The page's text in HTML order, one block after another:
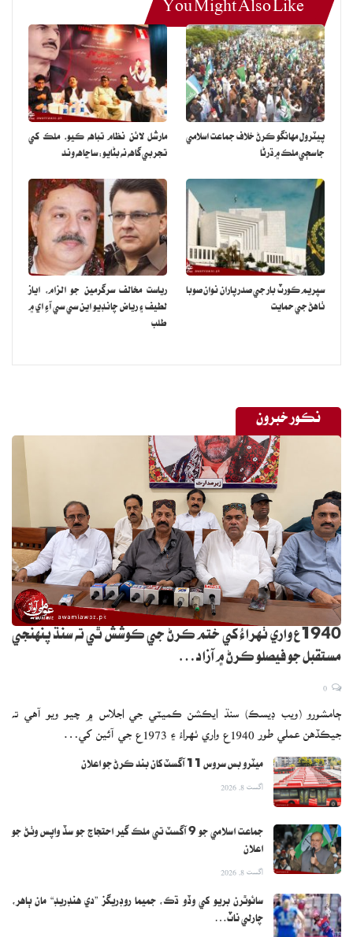
You Might Also Like
پيٽرول مهانگو ڪرڻ خلاف جماعت اسلامي
جا سڄي ملڪ ۾ ڌرڻا
مارشل لائن نظام تباهه ڪيو، ملڪ کي
تجربي گاهه نه بڻايو: ساڃاهه وند
سپريم ڪورٽ بار جي صدر پاران نوان صوبا
ٺاهڻ جي حمايت
رياست مخالف سرگرمين جو الزام، اياز
لطيف ۽ رياض چانڊيو اين سي سي آءِ اي ۾
طلب
نڪور خبرون
1940ع واري ٺهراءُ کي ختم ڪرڻ جي ڪوشش ٿي ته سنڌ پنهنجي
مستقبل جو فيصلو ڪرڻ ۾ آزاد…
ڄامشورو (ويب ڊيسڪ) سنڌ ايڪشن ڪميٽي جي اجلاس ۾ چيو ويو آهي ته
جيڪڏهن عملي طور 1940ع واري ٺهراءُ ۽ 1973ع جي آئين کي…
ميٽرو بس سروس 11 آگسٽ کان بند ڪرڻ جو اعلان
اگست 8, 2026
جماعت اسلامي جو 9 آگسٽ تي ملڪ گير احتجاج جو سڏ واپس وٺڻ جو
اعلان
اگست 8, 2026
سائوٿرن بريو کي وڏو ڌڪ، جميما روڊريگز ”دي هنڊريڊ“ مان ٻاهر،
چارلي ناٽ…